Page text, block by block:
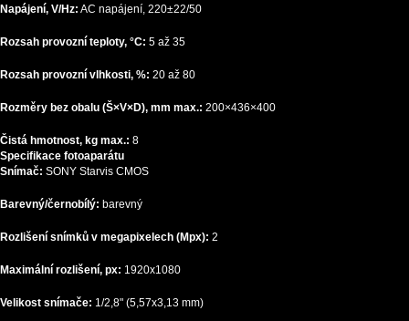
Napájení, V/Hz: AC napájení, 220±22/50
Rozsah provozní teploty, °C: 5 až 35
Rozsah provozní vlhkosti, %: 20 až 80
Rozměry bez obalu (Š×V×D), mm max.: 200×436×400
Čistá hmotnost, kg max.: 8
Specifikace fotoaparátu
Snímač: SONY Starvis CMOS
Barevný/černobílý: barevný
Rozlišení snímků v megapixelech (Mpx): 2
Maximální rozlišení, px: 1920х1080
Velikost snímače: 1/2,8" (5,57x3,13 mm)